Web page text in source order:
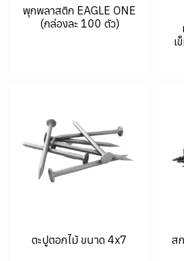
พุกพลาสติก EAGLE ONE
(กล่องละ 100 ตัว)
เ
ตะปูตอกไม้ ขนาด 4x7
ส